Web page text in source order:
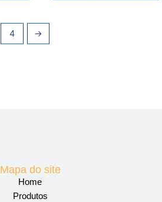
4 →
Mapa do site
Home
Produtos